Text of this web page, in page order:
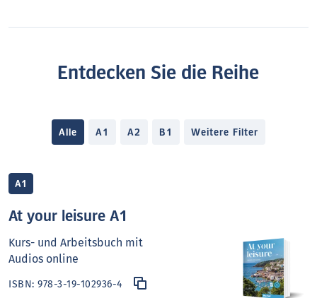
Entdecken Sie die Reihe
Alle A1 A2 B1 Weitere Filter
A1
At your leisure A1
Kurs- und Arbeitsbuch mit
Audios online
ISBN:978-3-19-102936-4